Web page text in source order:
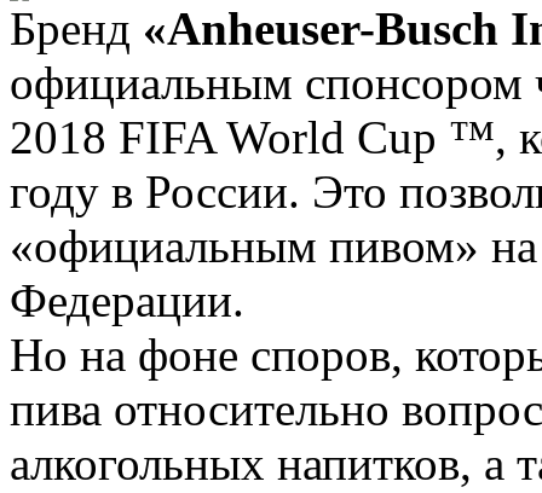
Бренд «Anheuser-Busch
официальным спонсором
2018 FIFA World Cup ™,
году в России. Это
«официальным пивом»
Федерации.
Но на фоне споров,
пива относительно
алкогольных напитков, а